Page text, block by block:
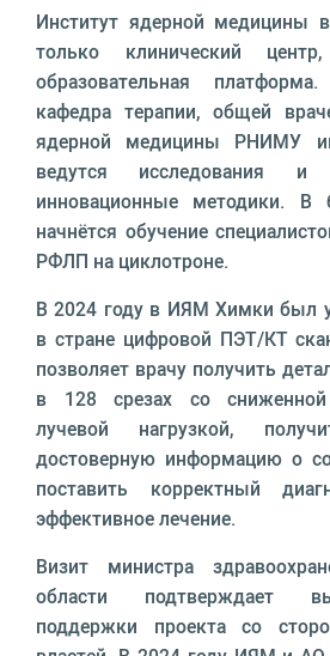
Институт ядерной медицины
только клинический
образовательная
кафедра терапии, общей
ядерной медицины РНИМУ
ведутся исследования и
инновационные методики. В
начнётся обучение
РФЛП на циклотроне.
В 2024 году в ИЯМ Химки был
в стране цифровой ПЭТ/КТ
позволяет врачу получить
в 128 срезах со
лучевой нагрузкой,
достоверную информацию о
поставить корректный
эффективное лечение.
Визит министра
области подтверждает
поддержки проекта со